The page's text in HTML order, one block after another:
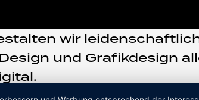
wir
und Grafikdesign